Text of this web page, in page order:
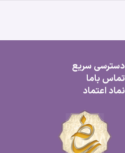
دسترسی سریع
تماس باما
نماد اعتماد